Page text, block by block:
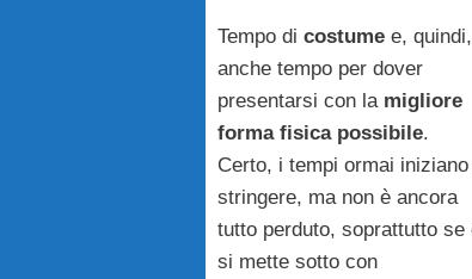
Tempo di costume e, quindi,
anche tempo per dover
presentarsi con la migliore
forma fisica possibile.
Certo, i tempi ormai
stringere, ma non è ancora
tutto perduto, soprattutto se
si mette sotto con